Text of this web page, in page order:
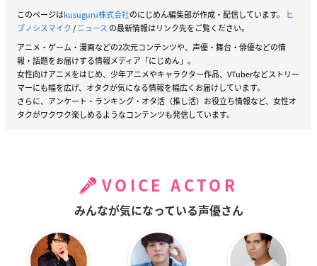
このページはkusuguru株式会社のにじめん編集部が作成・配信しています。
ヒ
プノシスマイク/ニュース の最新情報はリンク先をご覧ください。
アニメ・ゲーム・漫画などの2次元コンテンツや、声優・舞台・俳優などの情
報・話題をお届けする情報メディア「にじめん」。
女性向けアニメをはじめ、少年アニメやキャラクター作品、VTuberなどストリー
マーにも幅を広げ、オタクが気になる情報を幅広くお届けしています。
さらに、アンケート・ランキング・オタ活（推し活）お役立ち情報など、女性オ
タクがワクワク楽しめるようなコンテンツも発信しています。
VOICE ACTOR
みんなが気になっている声優さん